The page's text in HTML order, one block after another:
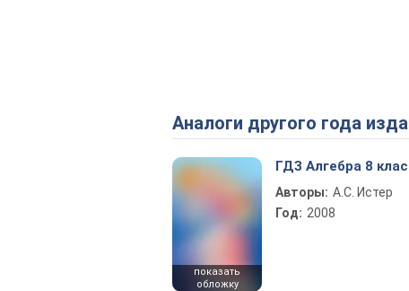
Аналоги другого года
показать
обложку
ГДЗ Алгебра 8
Авторы: А.С. Истер
Год: 2008